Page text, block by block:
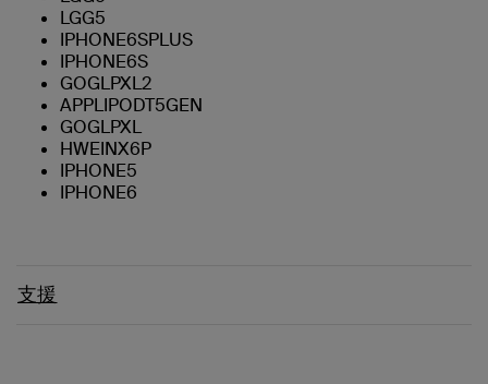
LGG5
IPHONE6SPLUS
IPHONE6S
GOGLPXL2
APPLIPODT5GEN
GOGLPXL
HWEINX6P
IPHONE5
IPHONE6
支援